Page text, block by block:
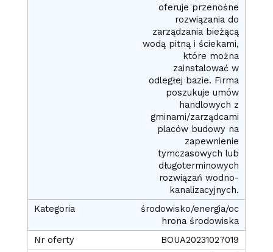
oferuje przenośne
rozwiązania do
zarządzania bieżącą
wodą pitną i ściekami,
które można
zainstalować w
odległej bazie. Firma
poszukuje umów
handlowych z
gminami/zarządcami
placów budowy na
zapewnienie
tymczasowych lub
długoterminowych
rozwiązań wodno-
kanalizacyjnych.
środowisko/energia/oc
hrona środowiska
BOUA20231027019